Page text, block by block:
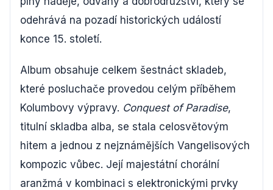
odehrává na pozadí historických událostí
konce 15. století.
Album obsahuje celkem šestnáct skladeb,
které posluchače provedou celým příběhem
Kolumbovy výpravy. Conquest of Paradise,
titulní skladba alba, se stala celosvětovým
hitem a jednou z nejznámějších Vangelisových
kompozic vůbec. Její majestátní chorální
aranžmá v kombinaci s elektronickými prvky